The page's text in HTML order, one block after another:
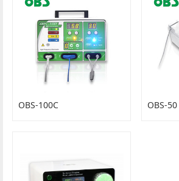
OBS-100C OBS-50